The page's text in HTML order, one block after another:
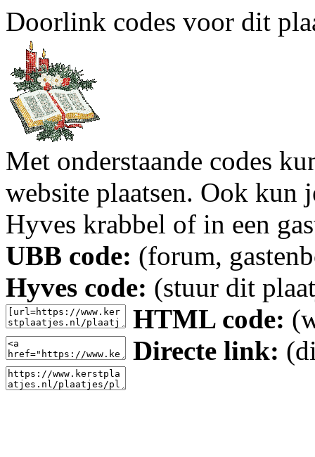
Doorlink codes voor dit
Met onderstaande codes
website plaatsen. Ook kun
Hyves krabbel of in een
UBB code: (forum,
Hyves code: (stuur dit
HTML code:
Directe link: